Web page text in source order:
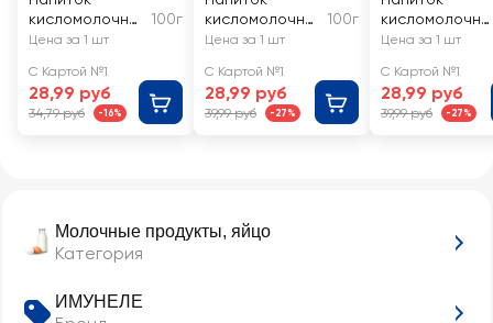
Молочные продукты, яйцо
Категория
ИМУНЕЛЕ
кисломолочны
й ИМУНЕЛЕ
1,2%, без змж
100г
Цена за 1 шт
С Картой №1
28,99 руб
34,79 руб -16%
кисломолочны
й ИМУНЕЛЕ
без змж
100г
Цена за 1 шт
С Картой №1
28,99 руб
39,99 руб -27%
кисломолочны
й ИМУНЕЛЕ
без змж
Цена за 1 шт
С Картой №1
28,99 руб
39,99 руб -27%